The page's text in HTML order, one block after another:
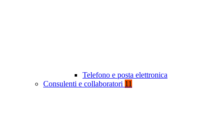
Telefono e posta elettronica
Consulenti e collaboratori 11